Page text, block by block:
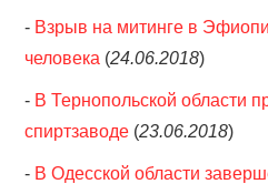
- Взрыв на митинге в
человека (24.06.2018)
- В Тернопольской области
спиртзаводе (23.06.2018)
- В Одесской области